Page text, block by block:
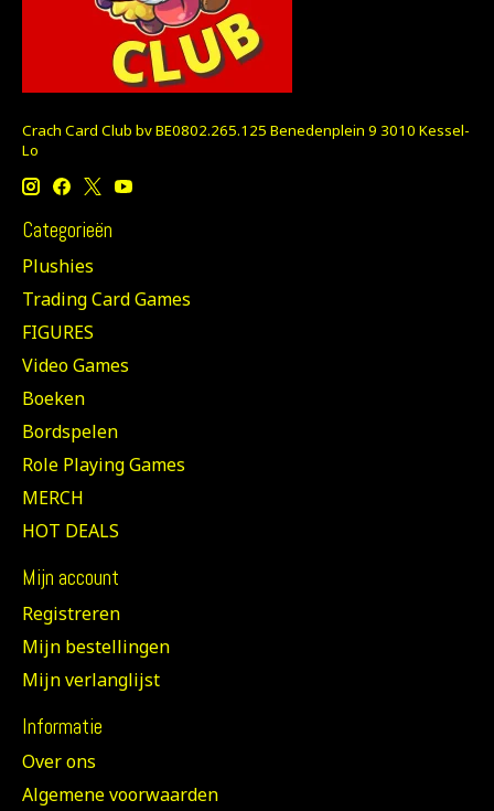
Crach Card Club bv BE0802.265.125 Benedenplein 9 3010 Kessel-
Lo
Categorieën
Plushies
Trading Card Games
FIGURES
Video Games
Boeken
Bordspelen
Role Playing Games
MERCH
HOT DEALS
Mijn account
Registreren
Mijn bestellingen
Mijn verlanglijst
Informatie
Over ons
Algemene voorwaarden